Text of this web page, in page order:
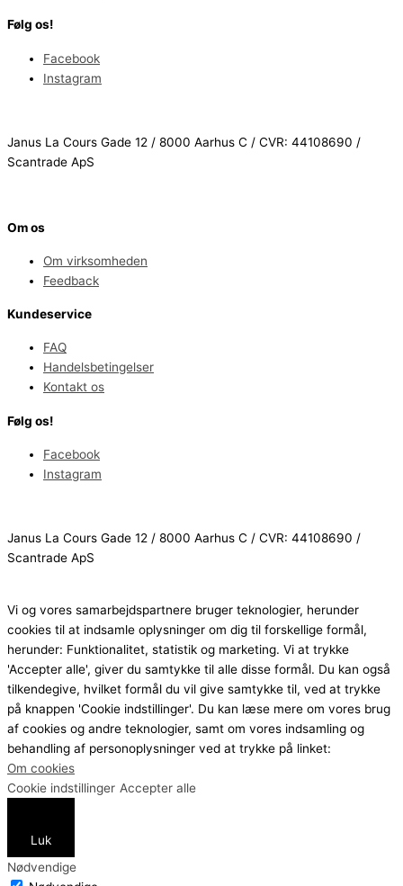
Følg os!
Facebook
Instagram
Janus La Cours Gade 12 / 8000 Aarhus C / CVR: 44108690 /
Scantrade ApS
Om os
Om virksomheden
Feedback
Kundeservice
FAQ
Handelsbetingelser
Kontakt os
Følg os!
Facebook
Instagram
Janus La Cours Gade 12 / 8000 Aarhus C / CVR: 44108690 /
Scantrade ApS
Vi og vores samarbejdspartnere bruger teknologier, herunder
cookies til at indsamle oplysninger om dig til forskellige formål,
herunder: Funktionalitet, statistik og marketing. Vi at trykke
'Accepter alle', giver du samtykke til alle disse formål. Du kan også
tilkendegive, hvilket formål du vil give samtykke til, ved at trykke
på knappen 'Cookie indstillinger'. Du kan læse mere om vores brug
af cookies og andre teknologier, samt om vores indsamling og
behandling af personoplysninger ved at trykke på linket:
Om cookies
Cookie indstillinger Accepter alle
Luk
Nødvendige